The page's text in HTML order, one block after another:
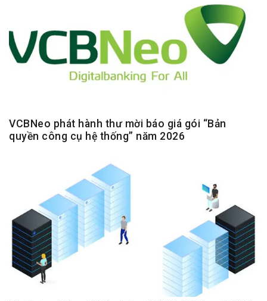
VCBNeo phát hành thư mời báo giá gói “Bản
quyền công cụ hệ thống” năm 2026